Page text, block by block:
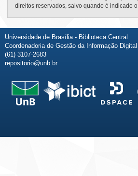
direitos reservados, salvo quando é indicado
Universidade de Brasília - Biblioteca Central
Coordenadoria de Gestão da Informação
(61) 3107-2683
repositorio@unb.br